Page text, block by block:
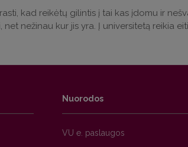
kad reikėtų gilintis į tai kas įdomu ir
nežinau kur jis yra. Į universitetą reikia
Nuorodos
VU e. paslaugos